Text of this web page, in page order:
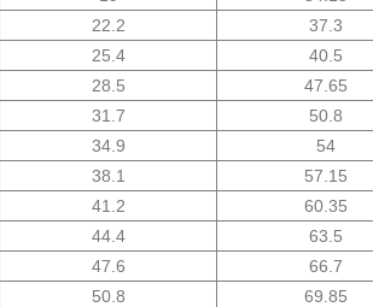
22.2 37.3
25.4 40.5
28.5 47.65
31.7 50.8
34.9 54
38.1 57.15
41.2 60.35
44.4 63.5
47.6 66.7
50.8 69.85